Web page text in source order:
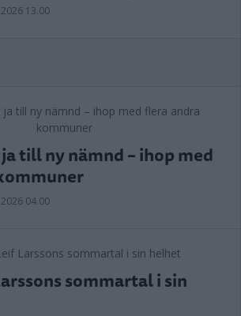
13.00
till ny nämnd – ihop med
04.00
sommartal i sin